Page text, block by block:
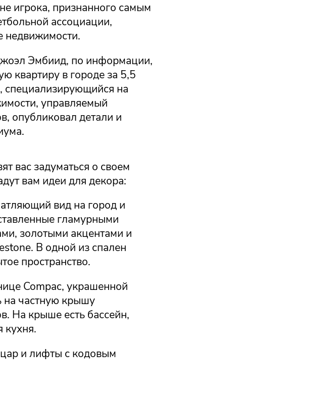
игрока, признанного самым
ассоциации,
недвижимости.
Эмбиид, по информации,
квартиру в городе за 5,5
специализирующийся на
управляемый
опубликовал детали и
вас задуматься о своем
вам идеи для декора:
вид на город и
гламурными
золотыми акцентами и
В одной из спален
пространство.
Compac, украшенной
на частную крышу
На крыше есть бассейн,
кухня.
и лифты с кодовым